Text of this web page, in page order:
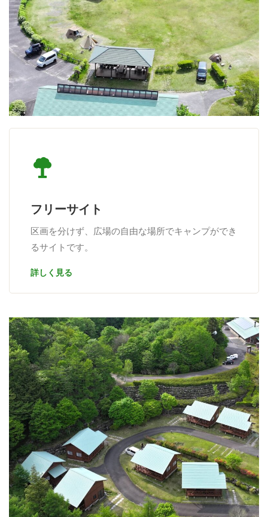
フリーサイト
区画を分けず、広場の自由な場所でキャンプができ
るサイトです。
詳しく見る